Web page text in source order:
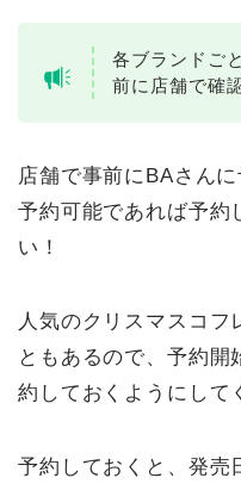
各ブランドご
前に店舗で確
店舗で事前にBAさん
予約可能であれば予約
い！
人気のクリスマスコフ
ともあるので、予約開
約しておくようにして
予約しておくと、発売